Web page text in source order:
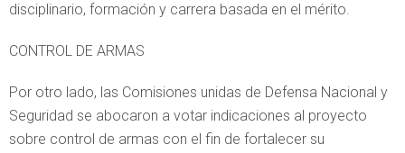
disciplinario, formación y carrera basada en el mérito.
CONTROL DE ARMAS
Por otro lado, las Comisiones unidas de Defensa Nacional y
Seguridad se abocaron a votar indicaciones al proyecto
sobre control de armas con el fin de fortalecer su